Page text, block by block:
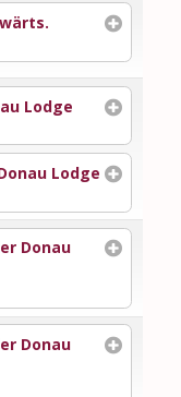
Lodge
Lodge
Donau
Donau